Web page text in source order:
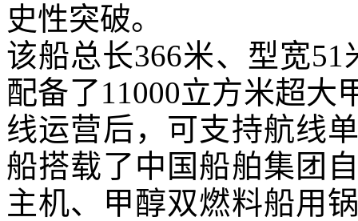
史性突破。
该船总长366米、型宽
配备了11000立方米超大
线运营后，可支持航线
船搭载了中国船舶集团
主机、甲醇双燃料船用